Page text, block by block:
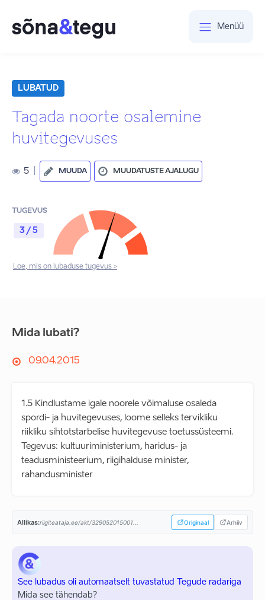
Menüü
LUBATUD
Tagada noorte osalemine
huvitegevuses
5 MUUDA MUUDATUSTE AJALUGU
TUGEVUS
3 / 5
Loe, mis on lubaduse tugevus >
Mida lubati?
09.04.2015
1.5 Kindlustame igale noorele võimaluse osaleda
spordi- ja huvitegevuses, loome selleks tervikliku
riikliku sihtotstarbelise huvitegevuse toetussüsteemi.
Tegevus: kultuuriministerium, haridus- ja
teadusministeerium, riigihalduse minister,
rahandusminister
Allikas:riigiteataja.ee/akt/329052015001... Originaal Arhiiv
See lubadus oli automaatselt tuvastatud Tegude radariga
Mida see tähendab?